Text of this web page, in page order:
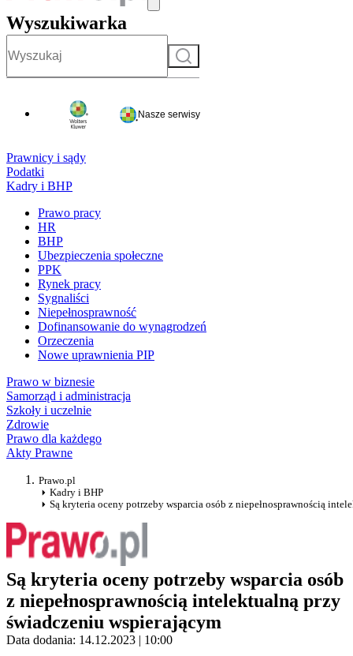
Wyszukiwarka
Szukaj
Nasze serwisy
Prawnicy i sądy
Podatki
Kadry i BHP
Prawo pracy
HR
BHP
Ubezpieczenia społeczne
PPK
Rynek pracy
Sygnaliści
Niepełnosprawność
Dofinansowanie do wynagrodzeń
Orzeczenia
Nowe uprawnienia PIP
Prawo w biznesie
Samorząd i administracja
Szkoły i uczelnie
Zdrowie
Prawo dla każdego
Akty Prawne
Prawo.pl
Kadry i BHP
Są kryteria oceny potrzeby wsparcia osób z niepełnosprawnością
Są kryteria oceny potrzeby wsparcia osób
z niepełnosprawnością intelektualną przy
świadczeniu wspierającym
Data dodania: 14.12.2023 | 10:00